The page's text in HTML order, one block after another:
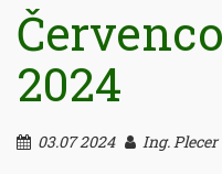
2024
03.07 2024 Ing.